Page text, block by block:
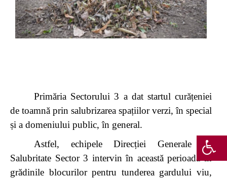
Primăria Sectorului 3 a dat startul curățeniei
de toamnă prin salubrizarea spațiilor verzi, în special
și a domeniului public, în general.
Astfel, echipele Direcției Generale de
Salubritate Sector 3 intervin în această perioadă în
grădinile blocurilor pentru tunderea gardului viu,